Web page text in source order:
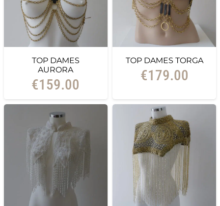
TOP DAMES
AURORA
€159.00
TOP DAMES TORGA
€179.00